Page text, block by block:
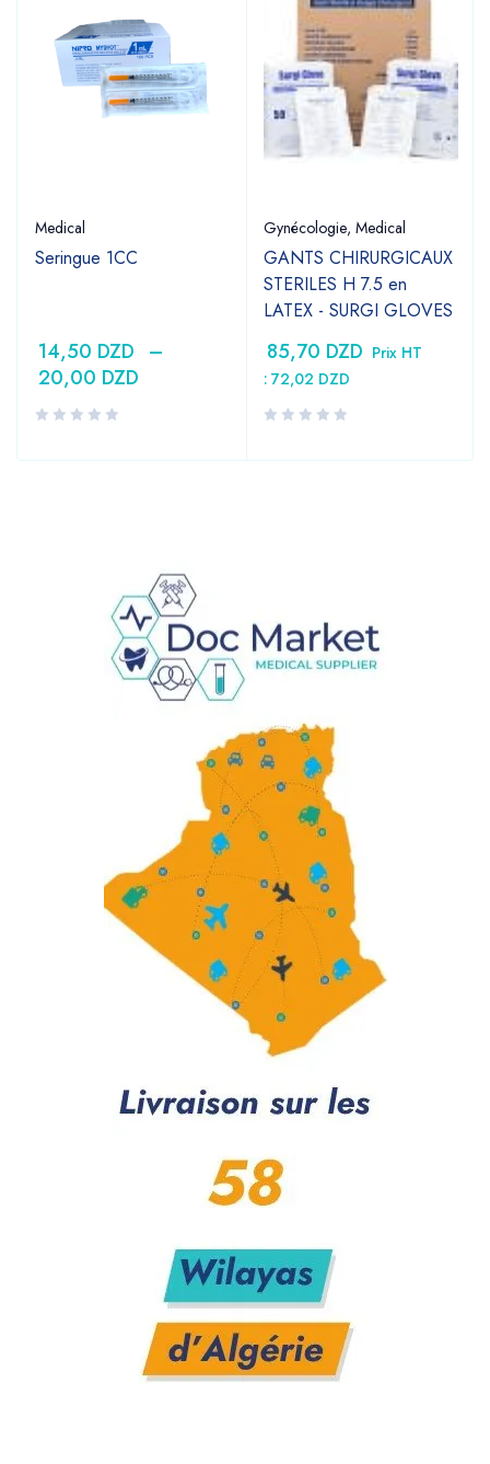
Medical
Seringue 1CC
14,50 DZD –
20,00 DZD
Gynécologie, Medical
GANTS CHIRURGICAUX
STERILES H 7.5 en
LATEX - SURGI GLOVES
85,70 DZD Prix HT
: 72,02 DZD